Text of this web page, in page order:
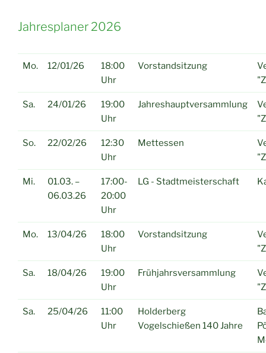
Jahresplaner 2026
Mo. 12/01/26
18:00
Uhr
Vorstandsitzung
Sa. 24/01/26
19:00
Uhr
Jahreshauptversammlung
So. 22/02/26
12:30
Uhr
Mettessen
Mi.
01.03. –
06.03.26
17:00-
20:00
Uhr
LG - Stadtmeisterschaft
Mo. 13/04/26
18:00
Uhr
Vorstandsitzung
Sa. 18/04/26
19:00
Uhr
Frühjahrsversammlung
Sa. 25/04/26
11:00
Uhr
Holderberg
Vogelschießen 140 Jahre